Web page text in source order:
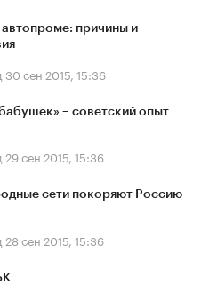
причины и
30 сен 2015, 15:36
– советский опыт
29 сен 2015, 15:36
сети покоряют Россию
28 сен 2015, 15:36